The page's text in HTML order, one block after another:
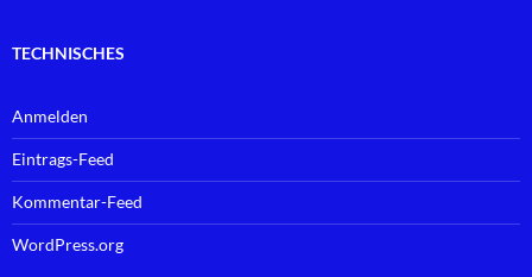
TECHNISCHES
Anmelden
Eintrags-Feed
Kommentar-Feed
WordPress.org